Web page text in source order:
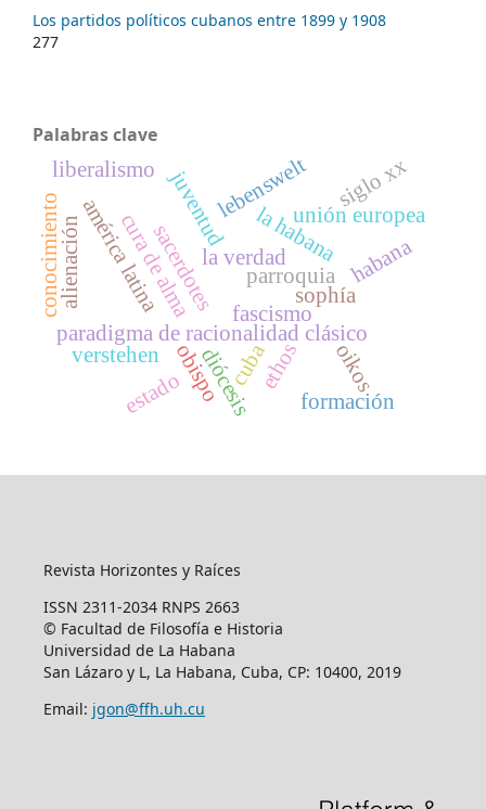
Los partidos políticos cubanos entre 1899 y 1908
277
Palabras clave
paradigma de racionalidad clásico
oikos
sophía
ethos
la verdad
obispo
sacerdotes parroquia
la habana
cura de alma
formación
juventud
américa latina unión europea
lebenswelt
verstehen diócesis
habana
fascismo
estado
alienación
conocimiento
siglo xx
liberalismo
cuba
Revista Horizontes y Raíces
ISSN 2311-2034 RNPS 2663
© Facultad de Filosofía e Historia
Universidad de La Habana
San Lázaro y L, La Habana, Cuba, CP: 10400, 2019
Email: jgon@ffh.uh.cu